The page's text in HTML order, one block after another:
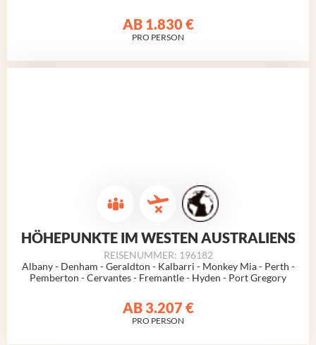
AB 1.830 €
PRO PERSON
HÖHEPUNKTE IM WESTEN AUSTRALIENS
REISENUMMER: 196182
Albany - Denham - Geraldton - Kalbarri - Monkey Mia - Perth -
Pemberton - Cervantes - Fremantle - Hyden - Port Gregory
AB 3.207 €
PRO PERSON